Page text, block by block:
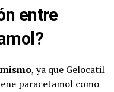
entre
, ya que Gelocatil
paracetamol como